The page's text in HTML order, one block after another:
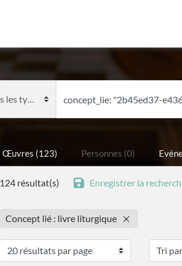
Œuvres (123) Personnes (0)
124 résultat(s) Enregistrer la
Concept lié : livre liturgique